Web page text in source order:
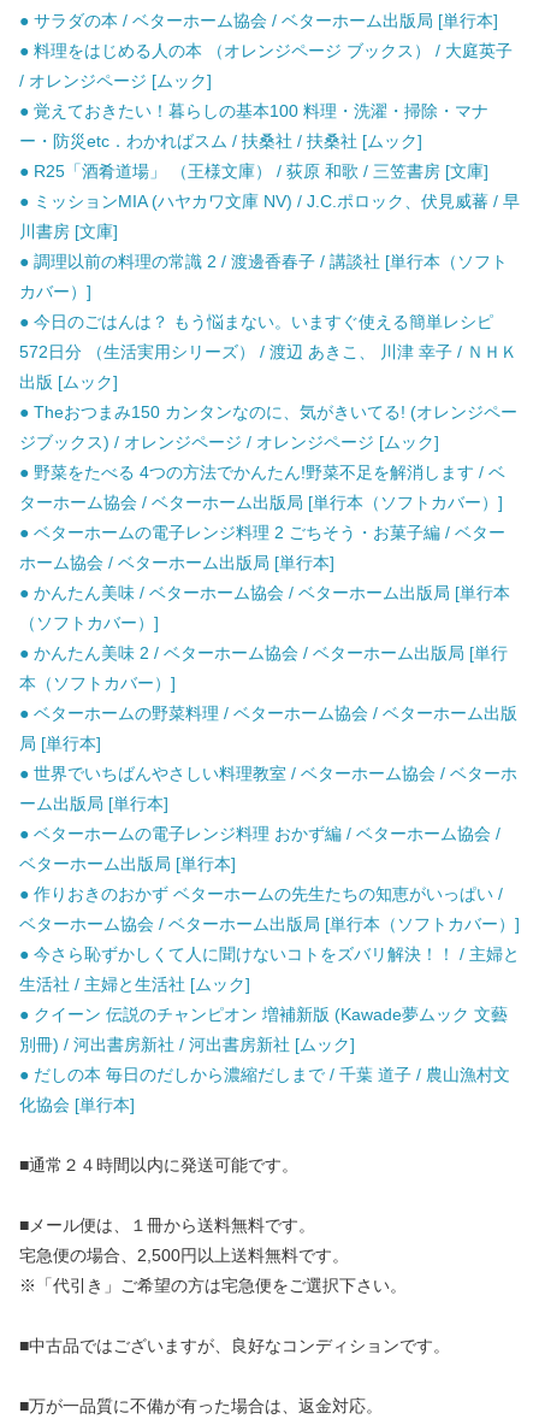
● サラダの本 / ベターホーム協会 / ベターホーム出版局 [単行本]
● 料理をはじめる人の本 （オレンジページ ブックス） / 大庭英子
/ オレンジページ [ムック]
● 覚えておきたい！暮らしの基本100 料理・洗濯・掃除・マナ
ー・防災etc．わかればスム / 扶桑社 / 扶桑社 [ムック]
● R25「酒肴道場」 （王様文庫） / 荻原 和歌 / 三笠書房 [文庫]
● ミッションMIA (ハヤカワ文庫 NV) / J.C.ポロック、伏見威蕃 / 早
川書房 [文庫]
● 調理以前の料理の常識 2 / 渡邊香春子 / 講談社 [単行本（ソフト
カバー）]
● 今日のごはんは？ もう悩まない。いますぐ使える簡単レシピ
572日分 （生活実用シリーズ） / 渡辺 あきこ、 川津 幸子 / ＮＨＫ
出版 [ムック]
● Theおつまみ150 カンタンなのに、気がきいてる! (オレンジペー
ジブックス) / オレンジページ / オレンジページ [ムック]
● 野菜をたべる 4つの方法でかんたん!野菜不足を解消します / ベ
ターホーム協会 / ベターホーム出版局 [単行本（ソフトカバー）]
● ベターホームの電子レンジ料理 2 ごちそう・お菓子編 / ベター
ホーム協会 / ベターホーム出版局 [単行本]
● かんたん美味 / ベターホーム協会 / ベターホーム出版局 [単行本
（ソフトカバー）]
● かんたん美味 2 / ベターホーム協会 / ベターホーム出版局 [単行
本（ソフトカバー）]
● ベターホームの野菜料理 / ベターホーム協会 / ベターホーム出版
局 [単行本]
● 世界でいちばんやさしい料理教室 / ベターホーム協会 / ベターホ
ーム出版局 [単行本]
● ベターホームの電子レンジ料理 おかず編 / ベターホーム協会 /
ベターホーム出版局 [単行本]
● 作りおきのおかず ベターホームの先生たちの知恵がいっぱい /
ベターホーム協会 / ベターホーム出版局 [単行本（ソフトカバー）]
● 今さら恥ずかしくて人に聞けないコトをズバリ解決！！ / 主婦と
生活社 / 主婦と生活社 [ムック]
● クイーン 伝説のチャンピオン 増補新版 (Kawade夢ムック 文藝
別冊) / 河出書房新社 / 河出書房新社 [ムック]
● だしの本 毎日のだしから濃縮だしまで / 千葉 道子 / 農山漁村文
化協会 [単行本]
■通常２４時間以内に発送可能です。
■メール便は、１冊から送料無料です。
宅急便の場合、2,500円以上送料無料です。
※「代引き」ご希望の方は宅急便をご選択下さい。
■中古品ではございますが、良好なコンディションです。
■万が一品質に不備が有った場合は、返金対応。